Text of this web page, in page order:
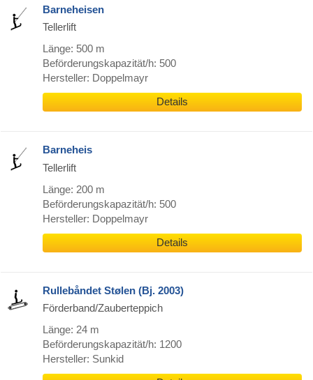
Barneheisen
Tellerlift
Länge: 500 m
Beförderungskapazität/h: 500
Hersteller: Doppelmayr
Details
Barneheis
Tellerlift
Länge: 200 m
Beförderungskapazität/h: 500
Hersteller: Doppelmayr
Details
Rullebåndet Stølen (Bj. 2003)
Förderband/Zauberteppich
Länge: 24 m
Beförderungskapazität/h: 1200
Hersteller: Sunkid